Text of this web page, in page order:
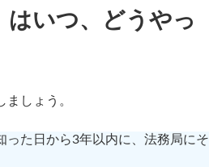
はいつ、どうやっ
しょう。
った日から3年以内に、法務局にそ